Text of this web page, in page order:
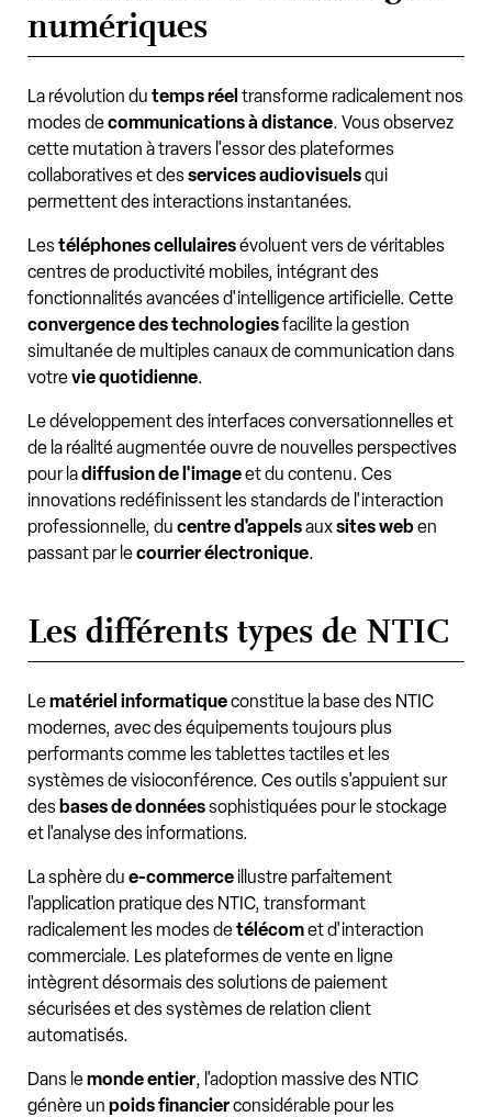
numériques
La révolution du temps réel transforme radicalement nos
modes decommunications à distance. Vous observez
cette mutation à travers l'essor des plateformes
collaboratives et desservices audiovisuelsqui
permettent des interactions instantanées.
Lestéléphones cellulairesévoluent vers de véritables
centres de productivité mobiles, intégrant des
fonctionnalités avancées d'intelligence artificielle. Cette
convergence des technologiesfacilite la gestion
simultanée de multiples canaux de communication dans
votrevie quotidienne.
Le développement des interfaces conversationnelles et
de la réalité augmentée ouvre de nouvelles perspectives
pour ladiffusion de l'imageet du contenu. Ces
innovations redéfinissent les standards de l'interaction
professionnelle, du centre d'appelsauxsites weben
passant par lecourrier électronique.
Les différents types de NTIC
Lematériel informatiqueconstitue la base des NTIC
modernes, avec des équipements toujours plus
performants comme les tablettes tactiles et les
systèmes de visioconférence. Ces outils s'appuient sur
des bases de donnéessophistiquées pour le stockage
et l'analyse des informations.
La sphère du e-commerce illustre parfaitement
l'application pratique des NTIC, transformant
radicalement les modes detélécomet d'interaction
commerciale. Les plateformes de vente en ligne
intègrent désormais des solutions de paiement
sécurisées et des systèmes de relation client
automatisés.
Dans lemonde entier, l'adoption massive des NTIC
génère un poids financierconsidérable pour les